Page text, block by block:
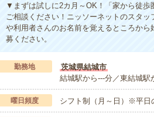
▼まずは試しに2カ月～OK！「家から徒歩
ご相談ください！ニッソーネットのスタ
や利用者さんのお名前を覚えるところか
募ください。
勤務地
茨城県結城市
結城駅から---分／東結城駅
曜日頻度 シフト制（月～日）※平日